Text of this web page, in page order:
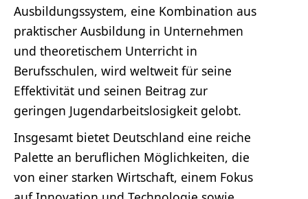
Ausbildungssystem, eine Kombination aus
praktischer Ausbildung in Unternehmen
und theoretischem Unterricht in
Berufsschulen, wird weltweit für seine
Effektivität und seinen Beitrag zur
geringen Jugendarbeitslosigkeit gelobt.
Insgesamt bietet Deutschland eine reiche
Palette an beruflichen Möglichkeiten, die
von einer starken Wirtschaft, einem Fokus